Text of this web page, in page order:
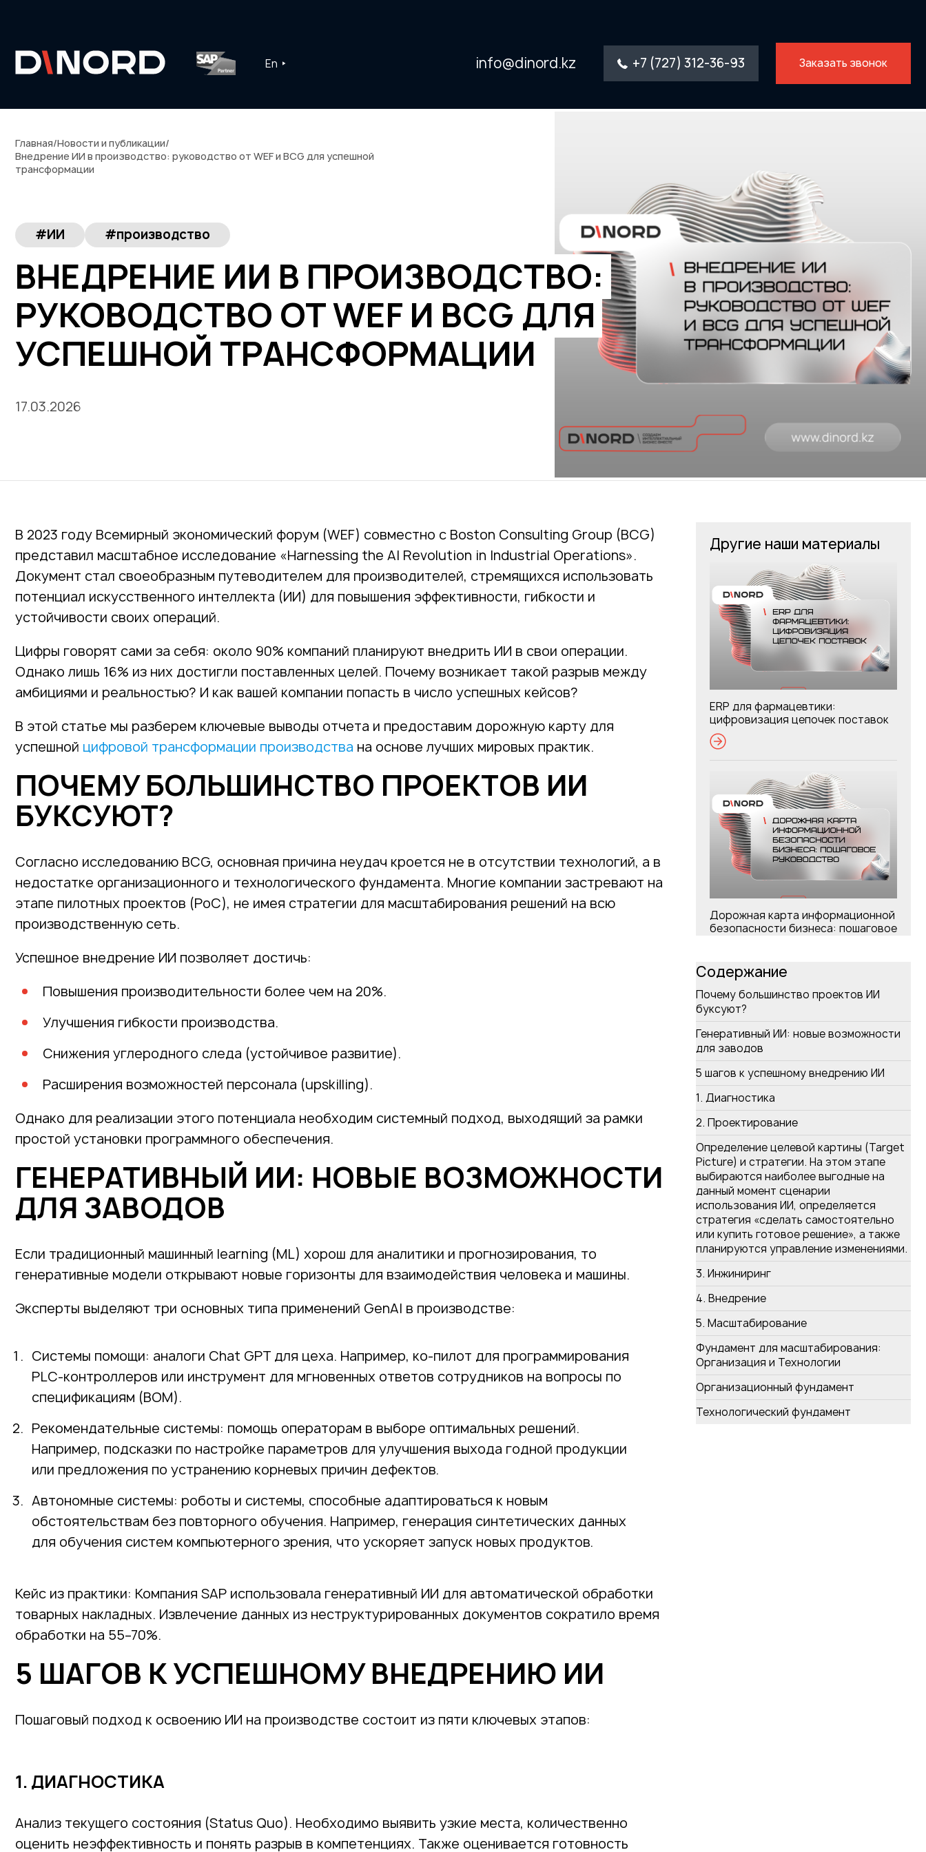
En info@dinord.kz +7 (727) 312-36-93 Заказать звонок
Главная/Новости и публикации/
Внедрение ИИ в производство: руководство от WEF и BCG для успешной
трансформации
#ИИ #производство
ВНЕДРЕНИЕ ИИ В ПРОИЗВОДСТВО:
РУКОВОДСТВО ОТ WEF И BCG ДЛЯ
УСПЕШНОЙ ТРАНСФОРМАЦИИ
Другие наши материалы
ERP для фармацевтики:
цифровизация цепочек поставок
Дорожная карта информационной
безопасности бизнеса: пошаговое
Годовое ИТ-бюджетирование:
пошаговый цикл, стратегическое
выравнивание и рост ROI
Как сформировать команду для
внедрения ERP: 8 шагов
17.03.2026
Содержание
Почему большинство проектов ИИ
буксуют?
Генеративный ИИ: новые возможности
для заводов
5 шагов к успешному внедрению ИИ
1. Диагностика
2. Проектирование
Определение целевой картины (Target
Picture) и стратегии. На этом этапе
выбираются наиболее выгодные на
данный момент сценарии
использования ИИ, определяется
стратегия «сделать самостоятельно
или купить готовое решение», а также
планируются управление изменениями.
3. Инжиниринг
4. Внедрение
5. Масштабирование
Фундамент для масштабирования:
Организация и Технологии
Организационный фундамент
Технологический фундамент
В 2023 году Всемирный экономический форум (WEF) совместно с Boston Consulting Group (BCG)
представил масштабное исследование «Harnessing the AI Revolution in Industrial Operations».
Документ стал своеобразным путеводителем для производителей, стремящихся использовать
потенциал искусственного интеллекта (ИИ) для повышения эффективности, гибкости и
устойчивости своих операций.
Цифры говорят сами за себя: около 90% компаний планируют внедрить ИИ в свои операции.
Однако лишь 16% из них достигли поставленных целей. Почему возникает такой разрыв между
амбициями и реальностью? И как вашей компании попасть в число успешных кейсов?
В этой статье мы разберем ключевые выводы отчета и предоставим дорожную карту для
успешной цифровой трансформации производства на основе лучших мировых практик.
ПОЧЕМУ БОЛЬШИНСТВО ПРОЕКТОВ ИИ
БУКСУЮТ?
Согласно исследованию BCG, основная причина неудач кроется не в отсутствии технологий, а в
недостатке организационного и технологического фундамента. Многие компании застревают на
этапе пилотных проектов (PoC), не имея стратегии для масштабирования решений на всю
производственную сеть.
Успешное внедрение ИИ позволяет достичь:
Повышения производительности более чем на 20%.
Улучшения гибкости производства.
Снижения углеродного следа (устойчивое развитие).
Расширения возможностей персонала (upskilling).
Однако для реализации этого потенциала необходим системный подход, выходящий за рамки
простой установки программного обеспечения.
ГЕНЕРАТИВНЫЙ ИИ: НОВЫЕ ВОЗМОЖНОСТИ
ДЛЯ ЗАВОДОВ
Если традиционный машинный learning (ML) хорош для аналитики и прогнозирования, то
генеративные модели открывают новые горизонты для взаимодействия человека и машины.
Эксперты выделяют три основных типа применений GenAI в производстве:
Системы помощи: аналоги Chat GPT для цеха. Например, ко-пилот для программирования
PLC-контроллеров или инструмент для мгновенных ответов сотрудников на вопросы по
спецификациям (BOM).
Рекомендательные системы: помощь операторам в выборе оптимальных решений.
Например, подсказки по настройке параметров для улучшения выхода годной продукции
или предложения по устранению корневых причин дефектов.
Автономные системы: роботы и системы, способные адаптироваться к новым
обстоятельствам без повторного обучения. Например, генерация синтетических данных
для обучения систем компьютерного зрения, что ускоряет запуск новых продуктов.
Кейс из практики: Компания SAP использовала генеративный ИИ для автоматической обработки
товарных накладных. Извлечение данных из неструктурированных документов сократило время
обработки на 55–70%.
5 ШАГОВ К УСПЕШНОМУ ВНЕДРЕНИЮ ИИ
Пошаговый подход к освоению ИИ на производстве состоит из пяти ключевых этапов:
1. ДИАГНОСТИКА
Анализ текущего состояния (Status Quo). Необходимо выявить узкие места, количественно
оценить неэффективность и понять разрыв в компетенциях. Также оценивается готовность
Услуги
Решения
О компании
Контакты